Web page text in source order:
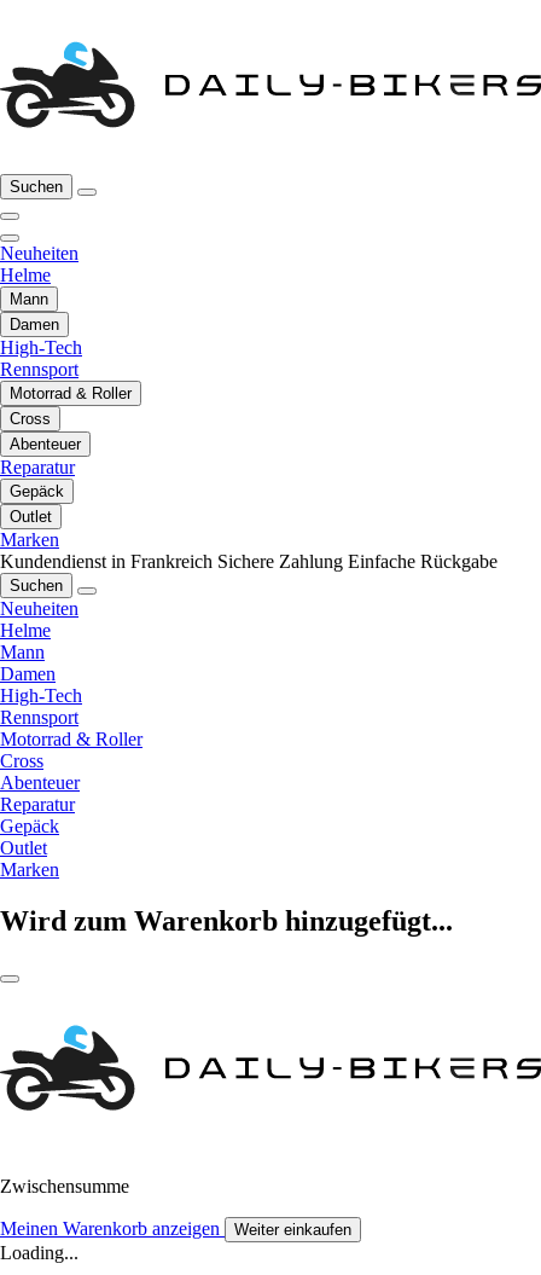
Suchen
Neuheiten
Helme
Mann
Damen
High-Tech
Rennsport
Motorrad & Roller
Cross
Abenteuer
Reparatur
Gepäck
Outlet
Marken
Kundendienst in Frankreich Sichere Zahlung Einfache Rückgabe
Suchen
Neuheiten
Helme
Mann
Damen
High-Tech
Rennsport
Motorrad & Roller
Cross
Abenteuer
Reparatur
Gepäck
Outlet
Marken
Wird zum Warenkorb hinzugefügt...
Zwischensumme
Meinen Warenkorb anzeigen Weiter einkaufen
Loading...